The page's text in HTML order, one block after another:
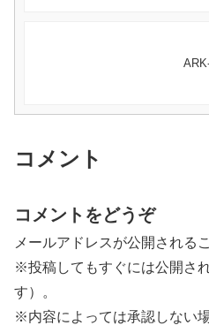
コメント
コメントをどうぞ
メールアドレスが公開される
※投稿してもすぐには公開さ
す）。
※内容によっては承認しない